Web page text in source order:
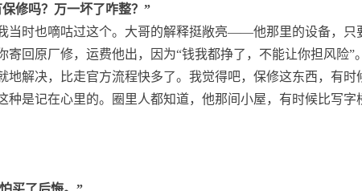
修吗？万一坏了咋整？”
当时也嘀咕过这个。大哥的解释挺敞亮——他那里的设备，只
寄回原厂修，运费他出，因为“钱我都挣了，不能让你担风险”
地解决，比走官方流程快多了。我觉得吧，保修这东西，有时
种是记在心里的。圈里人都知道，他那间小屋，有时候比写字